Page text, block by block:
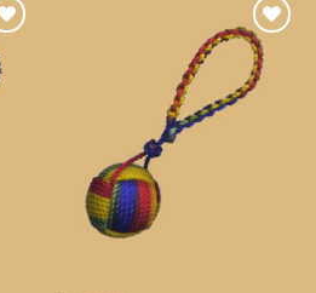
AJOUTER
A VOTRE